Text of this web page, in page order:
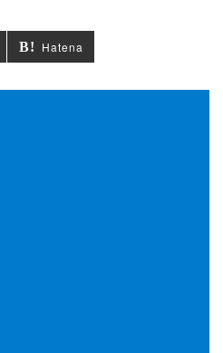
Hatena